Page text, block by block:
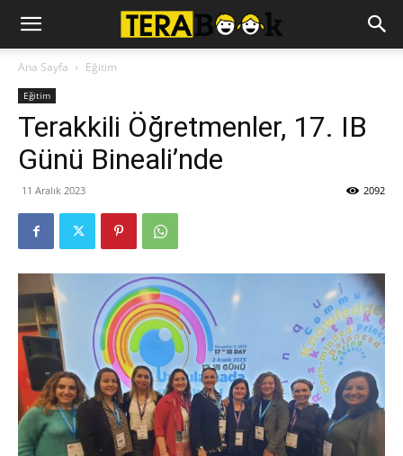
Ana Sayfa Eğitim
Eğitim
Terakkili Öğretmenler, 17. IB
Günü Bineali’nde
11 Aralık 2023 2092